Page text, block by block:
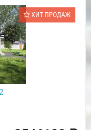
ХИТ ПРОДАЖ